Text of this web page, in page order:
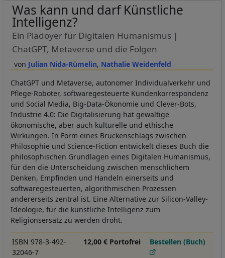
Julian Nida-Rümelin Nathalie Weidenfeld
Was kann und darf Künstliche
Intelligenz?
Ein Plädoyer für Digitalen Humanismus |
ChatGPT, Metaverse und die Folgen
ChatGPT und Metaverse, autonomer Individualverkehr und
Pflege-Roboter, softwaregesteuerte Kundenkorrespondenz
und Social Media, Big-Data-Ökonomie und Clever-Bots,
Industrie 4.0: Die Digitalisierung hat gewaltige
ökonomische, aber auch kulturelle und ethische
Wirkungen. In Form eines Brückenschlags zwischen
Philosophie und Science-Fiction entwickelt dieses Buch die
philosophischen Grundlagen eines Digitalen Humanismus,
für den die Unterscheidung zwischen menschlichem
Denken, Empfinden und Handeln einerseits und
softwaregesteuerten, algorithmischen Prozessen
andererseits zentral ist. Eine Alternative zur Silicon-Valley-
Ideologie, für die künstliche Intelligenz zum
Religionsersatz zu werden droht.
ISBN 978-3-492-
32046-7
12,00 € Portofrei Bestellen (Buch)